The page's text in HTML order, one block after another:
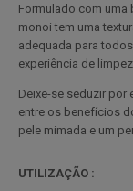
Formulado com uma
monoi tem uma
adequada para
experiência de
Deixe-se seduzir por
entre os benefícios
pele mimada e um
UTILIZAÇÃO :